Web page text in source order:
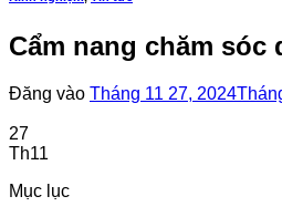
Cẩm nang chăm sóc
Đăng vào Tháng 11 27, 2024
27
Th11
Mục lục